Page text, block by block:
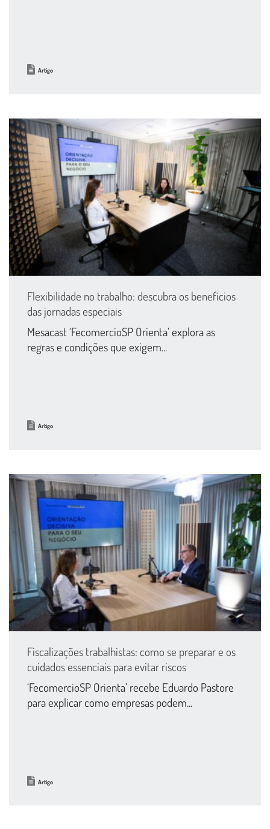
Artigo
Flexibilidade no trabalho: descubra os benefícios
das jornadas especiais
Mesacast ‘FecomercioSP Orienta’ explora as
regras e condições que exigem...
Artigo
Fiscalizações trabalhistas: como se preparar e os
cuidados essenciais para evitar riscos
‘FecomercioSP Orienta’ recebe Eduardo Pastore
para explicar como empresas podem...
Artigo